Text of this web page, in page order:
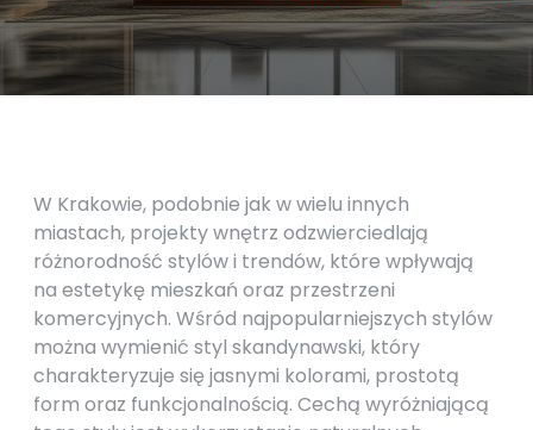
W Krakowie, podobnie jak w wielu innych
miastach, projekty wnętrz odzwierciedlają
różnorodność stylów i trendów, które wpływają
na estetykę mieszkań oraz przestrzeni
komercyjnych. Wśród najpopularniejszych stylów
można wymienić styl skandynawski, który
charakteryzuje się jasnymi kolorami, prostotą
form oraz funkcjonalnością. Cechą wyróżniającą